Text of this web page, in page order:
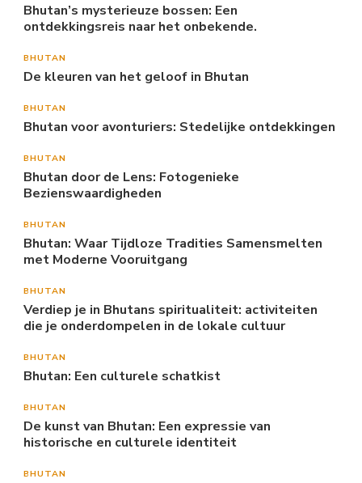
Bhutan’s mysterieuze bossen: Een
ontdekkingsreis naar het onbekende.
BHUTAN
De kleuren van het geloof in Bhutan
BHUTAN
Bhutan voor avonturiers: Stedelijke ontdekkingen
BHUTAN
Bhutan door de Lens: Fotogenieke
Bezienswaardigheden
BHUTAN
Bhutan: Waar Tijdloze Tradities Samensmelten
met Moderne Vooruitgang
BHUTAN
Verdiep je in Bhutans spiritualiteit: activiteiten
die je onderdompelen in de lokale cultuur
BHUTAN
Bhutan: Een culturele schatkist
BHUTAN
De kunst van Bhutan: Een expressie van
historische en culturele identiteit
BHUTAN